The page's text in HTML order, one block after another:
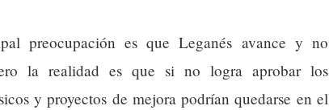
preocupación es que Leganés avance y no
la realidad es que si no logra aprobar los
y proyectos de mejora podrían quedarse en el